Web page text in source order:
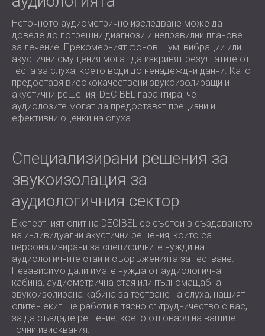
Неточното аудиометрично изследване може да
доведе до погрешни диагнози и неправилни планове
за лечение. Прекомерният фонов шум, вибрации или
акустични смущения могат да изкривят резултатите от
теста за слуха, което води до ненадеждни данни. Като
предоставя висококачествени звукоизолиращи и
акустични решения, DECIBEL гарантира, че
аудиолозите могат да предоставят прецизни и
ефективни оценки на слуха.
Специализирани решения за
звукоизолация за
аудиологичния сектор
Експертният опит на DECIBEL се състои в създаването
на индивидуални акустични решения, които са
персонализирани за специфичните нужди на
аудиологичните стаи и съоръженията за тестване.
Независимо дали имате нужда от аудиологична
кабина, аудиометрична стая или пълномащабна
звукоизолирана кабина за тестване на слуха, нашият
опитен екип ще работи в тясно сътрудничество с вас,
за да създаде решение, което отговаря на вашите
точни изисквания.